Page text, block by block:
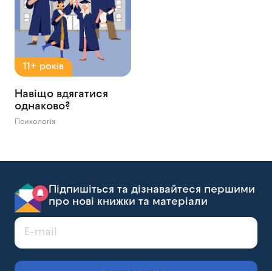
11+ років
Навіщо вдягатися
однаково?
Психологія
Підпишіться та дізнавайтеся першими
про нові книжки та матеріали